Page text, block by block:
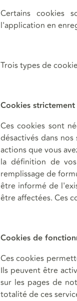
Certains cookies
l'application en
Trois types de
Cookies strictement
Ces cookies sont
désactivés dans
actions que vous
la définition de
remplissage de
être informé de
être affectées. Ces
Cookies de
Ces cookies
Ils peuvent être
sur les pages de
totalité de ces